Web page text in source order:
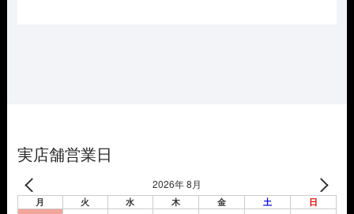
実店舗営業日
2026年 8月
月 火 水 木 金 土 日